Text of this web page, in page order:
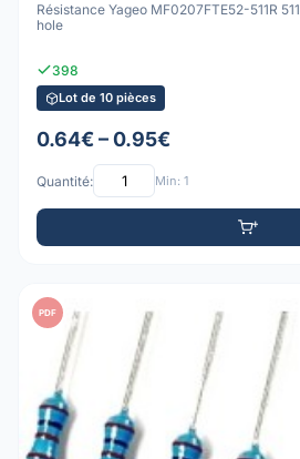
Résistance Yageo MF0207FTE52-511R
hole
398
Lot de 10 pièces
0.64€ – 0.95€
Quantité: Min: 1
PDF